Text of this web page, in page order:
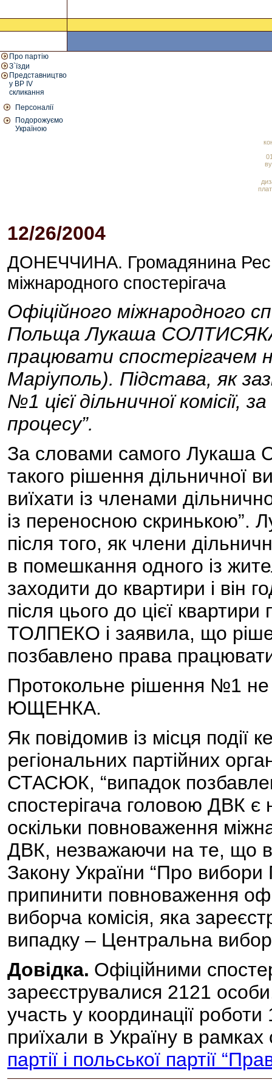
Про партію
З`їзди
Представництво
у ВР IV
скликання
Персоналії
Подорожуємо
Україною
12/26/2004
ДОНЕЧЧИНА. Громадянина
міжнародного спостерігача
Офіційного міжнародного
Польща Лукаша СОЛТИСЯКА
працювати спостерігачем
Маріуполь). Підстава, як
№1 цієї дільничної комісії,
процесу”.
За словами самого Лукаша
такого рішення дільничної
виїхати із членами
із переносною
після того, як члени
в помешкання одного із
заходити до квартири і він
після цього до цієї
ТОЛПЕКО і заявила, що
позбавлено права
Протокольне рішення №1 не
ЮЩЕНКА.
Як повідомив із місця події
регіональних партійних
СТАСЮК, “випадок
спостерігача головою ДВК
оскільки повноваження
ДВК, незважаючи на те, що
Закону України “Про
припинити повноваження
виборча комісія, яка
випадку – Центральна
Довідка. Офіційними
зареєструвалися 2121
участь у координації роботи
приїхали в Україну в рамках
партії і польської партії